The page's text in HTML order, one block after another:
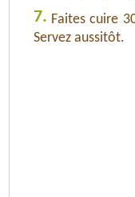
7. Faites cuire
Servez aussitôt.